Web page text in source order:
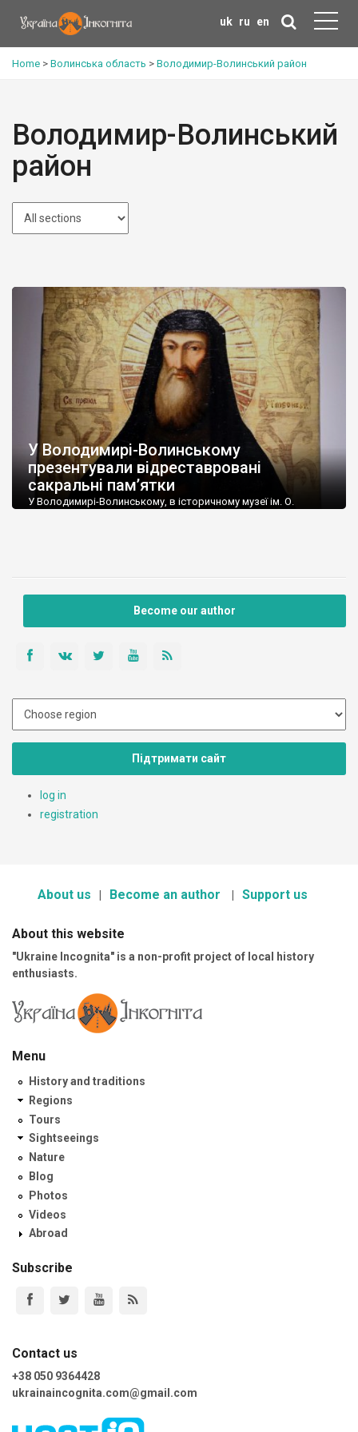
uk ru en
Home > Волинська область > Володимир-Волинський район
Володимир-Волинський
район
У Володимирі-Волинському
презентували відреставровані
сакральні пам’ятки
У Володимирі-Волинському, в історичному музеї ім. О.
нещодавно передали музею працівники Львівської філії
Національного науково-дослідного реставраційного центру.
Як зазначив директор історичного музею Володимир
Become our author
Підтримати сайт
log in
registration
About us Become an author Support us
About this website
"Ukraine Incognita" is a non-profit project of local history
enthusiasts.
Menu
History and traditions
Regions
Tours
Sightseeings
Nature
Blog
Photos
Videos
Abroad
Subscribe
Contact us
+38 050 9364428
ukrainaincognita.com@gmail.com